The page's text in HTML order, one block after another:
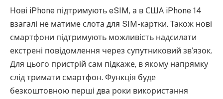
Нові iPhone підтримують eSIM, а в США iPhone 14
взагалі не матиме слота для SIM-картки. Також нові
смартфони підтримують можливість надсилати
екстрені повідомлення через супутниковий зв’язок.
Для цього пристрій сам підкаже, в якому напрямку
слід тримати смартфон. Функція буде
безкоштовною перші два роки використання